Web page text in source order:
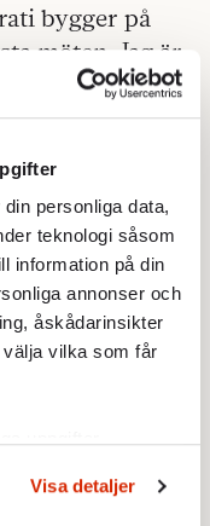
din personliga data,
teknologi såsom
information på din
annonser och
åskådarinsikter
vilka som får
när som
Visa detaljer
bygger på
möten. Jag är
existentiellt
är det formalia
på riktigt. Vi
i en pocketbok
Ett nytt
sig om
utfråg­ningar
inte bara
kanske?